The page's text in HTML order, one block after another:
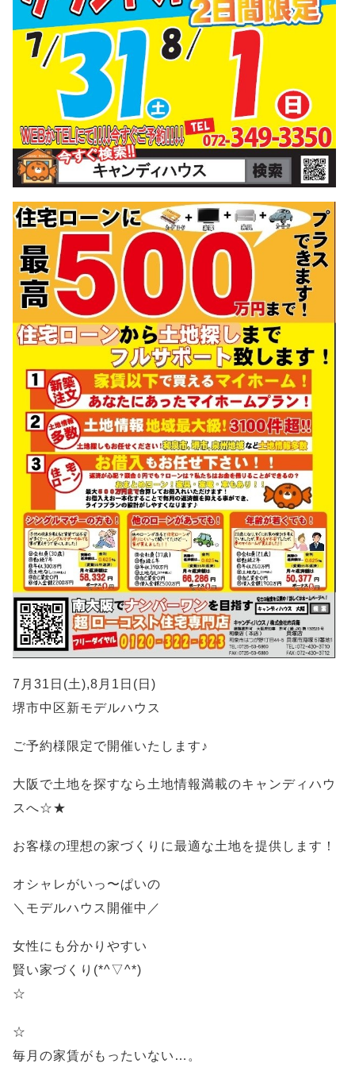
7月31日(土),8月1日(日)
堺市中区新モデルハウス
ご予約様限定で開催いたします♪
大阪で土地を探すなら土地情報満載のキャンディハウ
スへ☆★
お客様の理想の家づくりに最適な土地を提供します！
オシャレがいっ〜ぱいの
＼モデルハウス開催中／
女性にも分かりやすい
賢い家づくり(*^▽^*)
☆
☆
毎月の家賃がもったいない…。